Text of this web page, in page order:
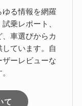
る情報を網羅
乗レポート、
車選びからカ
ています。自
ーレビューな
て